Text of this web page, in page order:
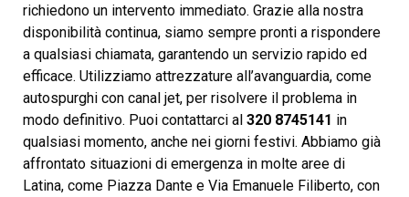
richiedono un intervento immediato. Grazie alla nostra
disponibilità continua, siamo sempre pronti a rispondere
a qualsiasi chiamata, garantendo un servizio rapido ed
efficace. Utilizziamo attrezzature all’avanguardia, come
autospurghi con canal jet, per risolvere il problema in
modo definitivo. Puoi contattarci al 320 8745141 in
qualsiasi momento, anche nei giorni festivi. Abbiamo già
affrontato situazioni di emergenza in molte aree di
Latina, come Piazza Dante e Via Emanuele Filiberto, con